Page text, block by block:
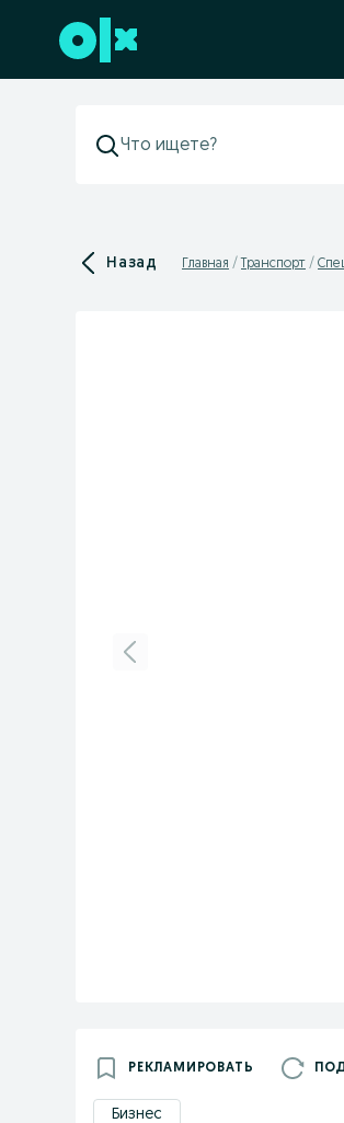
Перейти к нижнему колонтитулу
Назад Главная Транспорт
РЕКЛАМИРОВАТЬ
Бизнес